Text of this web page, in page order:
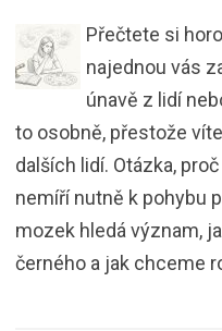
Přečtete si
najednou vás
únavě z lidí
to osobně, přestože
dalších lidí. Otázka,
nemíří nutně k pohybu
mozek hledá význam,
černého a jak chceme